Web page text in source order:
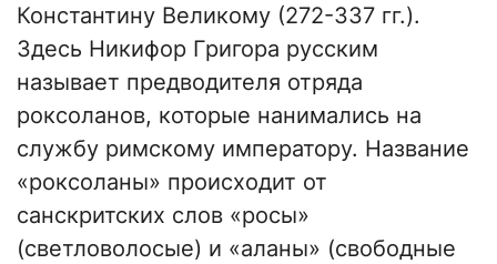
Константину Великому (272-337 гг.).
Здесь Никифор Григора русским
называет предводителя отряда
роксоланов, которые нанимались на
службу римскому императору. Название
«роксоланы» происходит от
санскритских слов «росы»
(светловолосые) и «аланы» (свободные